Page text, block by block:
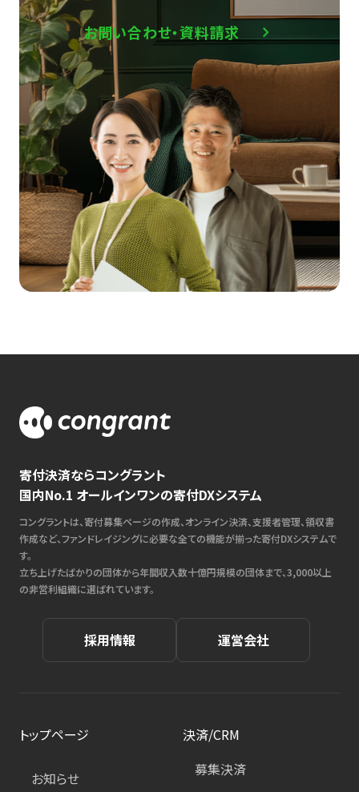
お問い合わせ・資料請求
寄付決済ならコングラント
国内No.1 オールインワンの寄付DXシステム
コングラントは、寄付募集ページの作成、オンライン決済、支援者管理、領収書
作成など、ファンドレイジングに必要な全ての機能が揃った寄付DXシステムで
す。
立ち上げたばかりの団体から年間収入数十億円規模の団体まで、3,000以上
の非営利組織に選ばれています。
採用情報 運営会社
トップページ
お知らせ
決済/CRM
募集決済